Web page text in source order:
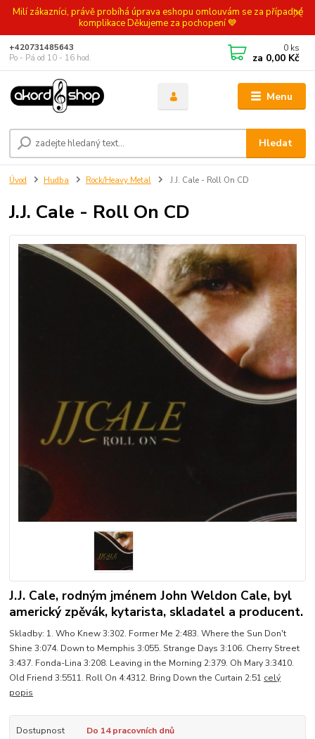
Milí zákazníci, právě probíhá úprava eshopu omlouvám se za případné
komplikace Děkujeme za pochopení 💙
Menu
Hledat
+420731485643
Po - Pá od 10 - 16 hod.
0 ks
za 0,00 Kč
Úvod Hudba Rock/Heavy Metal J.J. Cale - Roll On CD
J.J. Cale - Roll On CD
J.J. Cale, rodným jménem John Weldon Cale, byl
americký zpěvák, kytarista, skladatel a producent.
Skladby: 1. Who Knew 3:302. Former Me 2:483. Where the Sun Don't
Shine 3:074. Down to Memphis 3:055. Strange Days 3:106. Cherry Street
3:437. Fonda-Lina 3:208. Leaving in the Morning 2:379. Oh Mary 3:3410.
Old Friend 3:5511. Roll On 4:4312. Bring Down the Curtain 2:51 celý
popis
Dostupnost Do 14 pracovních dnů